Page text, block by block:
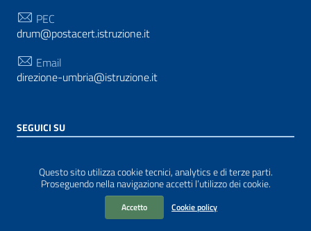
Questo sito utilizza cookie tecnici, analytics e di terze parti.
Proseguendo nella navigazione accetti l’utilizzo dei cookie.
Accetto Cookie policy
PEC
drum@postacert.istruzione.it
Email
direzione-umbria@istruzione.it
SEGUICI SU
WordPress
|Tema grafico ItaliaWP2
| Basato sul
Prototipo per siti PA di AgID